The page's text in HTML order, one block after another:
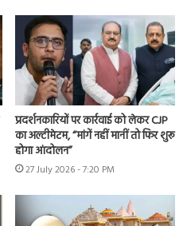
प्रदर्शनकारियों पर कार्रवाई को लेकर CJP
का अल्टीमेटम, “मांगें नहीं मानीं तो फिर शुरू
होगा आंदोलन”
27 July 2026 - 7:20 PM